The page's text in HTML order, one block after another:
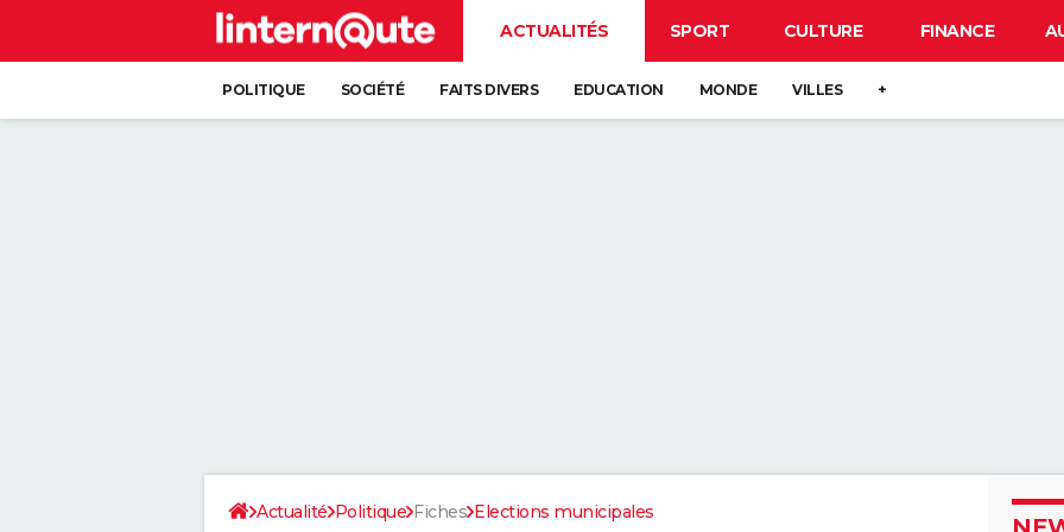
ACTUALITÉS SPORT CULTURE FINANCE
POLITIQUE SOCIÉTÉ FAITS DIVERS EDUCATION MONDE VILLES +
Actualité Politique Fiches Elections municipales